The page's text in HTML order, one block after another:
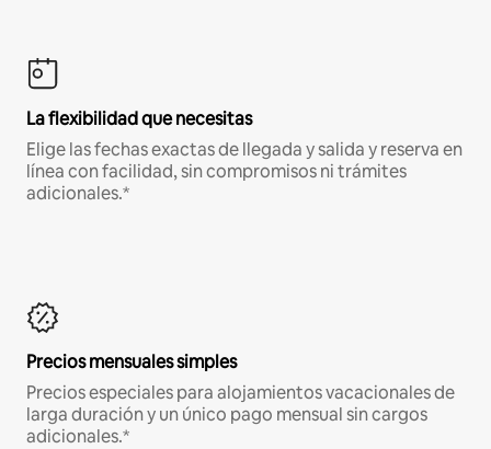
La flexibilidad que necesitas
Elige las fechas exactas de llegada y salida y reserva en
línea con facilidad, sin compromisos ni trámites
adicionales.*
Precios mensuales simples
Precios especiales para alojamientos vacacionales de
larga duración y un único pago mensual sin cargos
adicionales.*